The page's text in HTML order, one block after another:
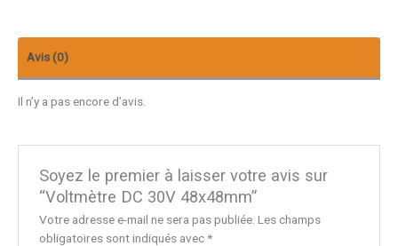
Avis (0)
Il n’y a pas encore d’avis.
Soyez le premier à laisser votre avis sur
“Voltmètre DC 30V 48x48mm”
Votre adresse e-mail ne sera pas publiée. Les champs
obligatoires sont indiqués avec*